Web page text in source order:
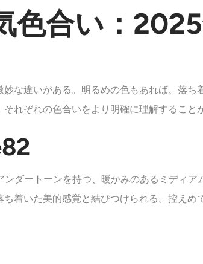
色合い：
な違いがある。明るめの色もあれば、落ち
れぞれの色合いをより明確に理解すること
ダートーンを持つ、暖かみのあるミディ
着いた美的感覚と結びつけられる。控えめ